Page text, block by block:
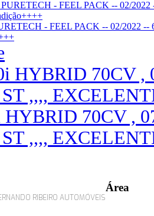
- FEEL PACK -- 02/2022
HYBRID 70CV ,
,,,,
RIBEIRO AUTOMÓVEIS
Área